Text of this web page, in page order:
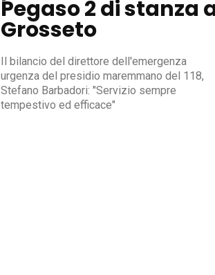
Pegaso 2 di stanza
Grosseto
Il bilancio del direttore dell'emergenza
urgenza del presidio maremmano del 118,
Stefano Barbadori: "Servizio sempre
tempestivo ed efficace"